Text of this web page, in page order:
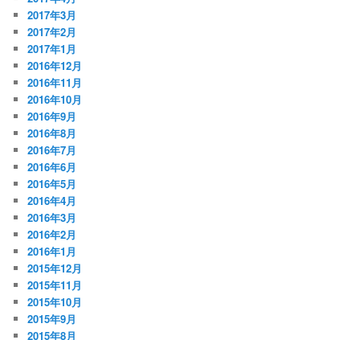
2017年3月
2017年2月
2017年1月
2016年12月
2016年11月
2016年10月
2016年9月
2016年8月
2016年7月
2016年6月
2016年5月
2016年4月
2016年3月
2016年2月
2016年1月
2015年12月
2015年11月
2015年10月
2015年9月
2015年8月